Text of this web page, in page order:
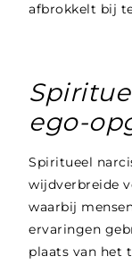
afbrokkelt bij
ego-
Spiritueel
wijdverbreide
waarbij
ervaringen
plaats van het